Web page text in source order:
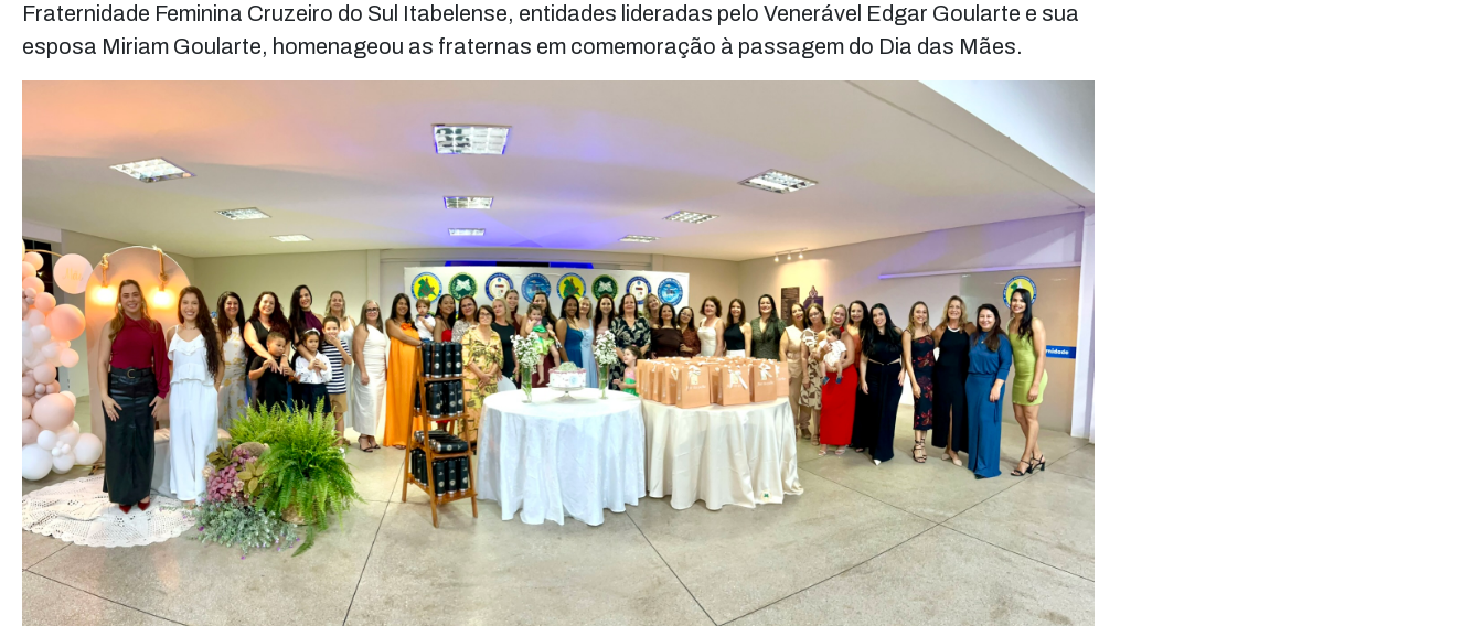
Fraternidade Feminina Cruzeiro do Sul Itabelense, entidades lideradas pelo Venerável Edgar Goularte e sua
esposa Miriam Goularte, homenageou as fraternas em comemoração à passagem do Dia das Mães.